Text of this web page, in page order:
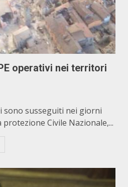
operativi nei territori
sono susseguiti nei giorni
Civile Nazionale,...